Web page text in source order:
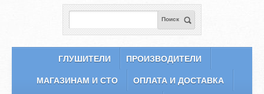
Поиск
ГЛУШИТЕЛИ ПРОИЗВОДИТЕЛИ
МАГАЗИНАМ И СТО ОПЛАТА И ДОСТАВКА